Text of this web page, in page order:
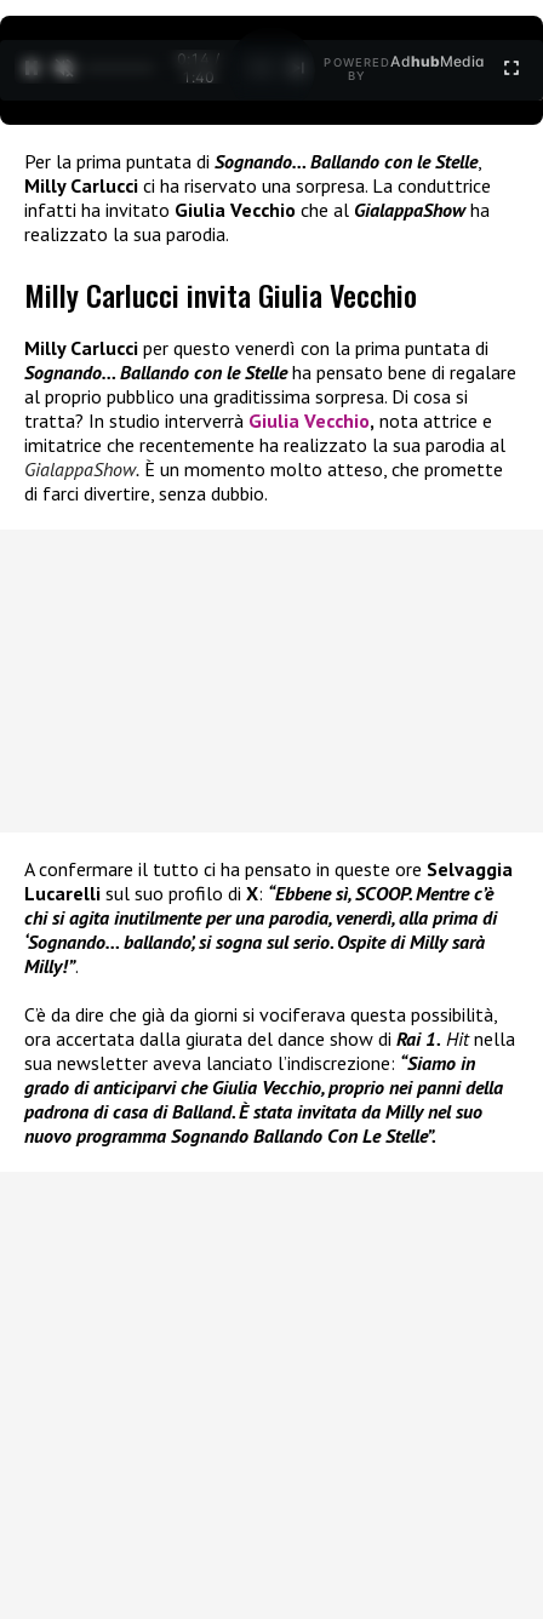
0:15 /
1:40
POWERED
BY
AdhubMedia
Per la prima puntata di Sognando… Ballando con le Stelle,
Milly Carlucci ci ha riservato una sorpresa. La conduttrice
infatti ha invitato Giulia Vecchio che al GialappaShowha
realizzato la sua parodia.
Milly Carlucci invita Giulia Vecchio
Milly Carlucci per questo venerdì con la prima puntata di
Sognando… Ballando con le Stelleha pensato bene di regalare
al proprio pubblico una graditissima sorpresa. Di cosa si
tratta? In studio interverrà Giulia Vecchio, nota attrice e
imitatrice che recentemente ha realizzato la sua parodia al
GialappaShow. È un momento molto atteso, che promette
di farci divertire, senza dubbio.
A confermare il tutto ci ha pensato in queste ore Selvaggia
Lucarelli sul suo profilo di X: “Ebbene sì, SCOOP. Mentre c’è
chi si agita inutilmente per una parodia, venerdì, alla prima di
‘Sognando… ballando’, si sogna sul serio. Ospite di Milly sarà
Milly!”.
C’è da dire che già da giorni si vociferava questa possibilità,
ora accertata dalla giurata del dance show di Rai 1. Hitnella
sua newsletter aveva lanciato l’indiscrezione: “Siamo in
grado di anticiparvi che Giulia Vecchio, proprio nei panni della
padrona di casa di Balland. È stata invitata da Milly nel suo
nuovo programma Sognando Ballando Con Le Stelle”.